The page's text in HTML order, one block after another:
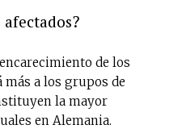
de los
más a los grupos de
la mayor
en Alemania.